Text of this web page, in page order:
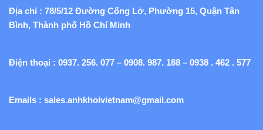
Địa chỉ : 78/5/12 Đường Cống Lở, Phường 15, Quận Tân
Bình, Thành phố Hồ Chí Minh
Điện thoại : 0937. 256. 077 – 0908. 987. 188 – 0938 . 462 . 577
Emails : sales.anhkhoivietnam@gmail.com